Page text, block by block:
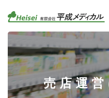
売店運